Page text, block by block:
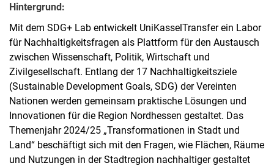
Hintergrund:
Mit dem SDG+ Lab entwickelt UniKasselTransfer ein Labor
für Nachhaltigkeitsfragen als Plattform für den Austausch
zwischen Wissenschaft, Politik, Wirtschaft und
Zivilgesellschaft. Entlang der 17 Nachhaltigkeitsziele
(Sustainable Development Goals, SDG) der Vereinten
Nationen werden gemeinsam praktische Lösungen und
Innovationen für die Region Nordhessen gestaltet. Das
Themenjahr 2024/25 „Transformationen in Stadt und
Land“ beschäftigt sich mit den Fragen, wie Flächen, Räume
und Nutzungen in der Stadtregion nachhaltiger gestaltet